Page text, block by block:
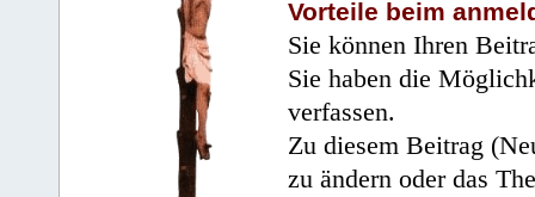
Vorteile beim
Sie können Ihren
Sie haben die
verfassen.
Zu diesem Beitrag
zu ändern oder das